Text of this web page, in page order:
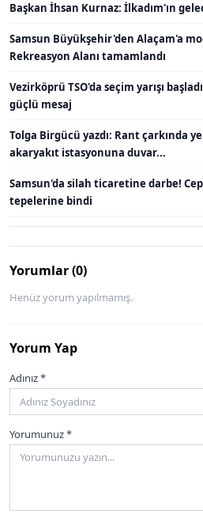
Başkan İhsan Kurnaz: İlkadım'ın
Samsun Büyükşehir'den Alaçam'a
Rekreasyon Alanı tamamlandı
Vezirköprü TSO'da seçim yarışı
güçlü mesaj
Tolga Birgücü yazdı: Rant çarkında
akaryakıt istasyonuna duvar...
Samsun'da silah ticaretine darbe!
tepelerine bindi
Yorumlar (0)
Henüz yorum yapılmamış.
Yorum Yap
Adınız *
Yorumunuz *